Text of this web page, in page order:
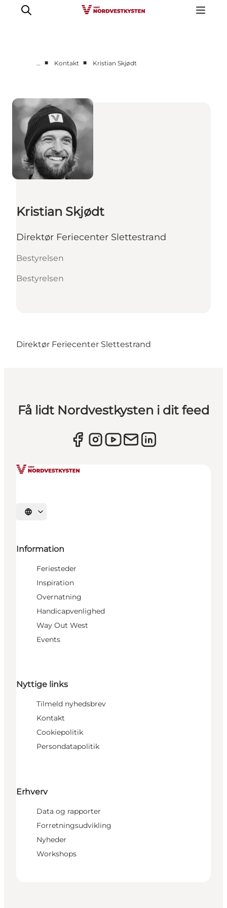
Nyheder
Kontakt
Presse
… ■ Kontakt ■ Kristian Skjødt
Kristian Skjødt
Direktør Feriecenter Slettestrand
Bestyrelsen
Bestyrelsen
Direktør Feriecenter Slettestrand
Få lidt Nordvestkysten i dit feed
Vælg sprog
Information
Feriesteder
Inspiration
Overnatning
Handicapvenlighed
Way Out West
Events
Nyttige links
Tilmeld nyhedsbrev
Kontakt
Cookiepolitik
Persondatapolitik
Erhverv
Data og rapporter
Forretningsudvikling
Nyheder
Workshops